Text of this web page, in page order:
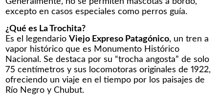
excepto en casos especiales como perros guía.
¿Qué es La Trochita?
Es el legendarioViejo Expreso Patagónico, un tren a
vapor histórico que es Monumento Histórico
Nacional. Se destaca por su “trocha angosta” de solo
75 centímetros y sus locomotoras originales de 1922,
ofreciendo un viaje en el tiempo por los paisajes de
Río Negro y Chubut.